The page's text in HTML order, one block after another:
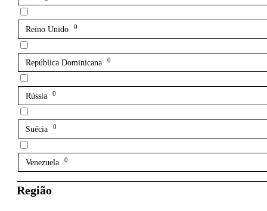
Reino Unido 0
República Dominicana 0
Rússia 0
Suécia 0
Venezuela 0
Região